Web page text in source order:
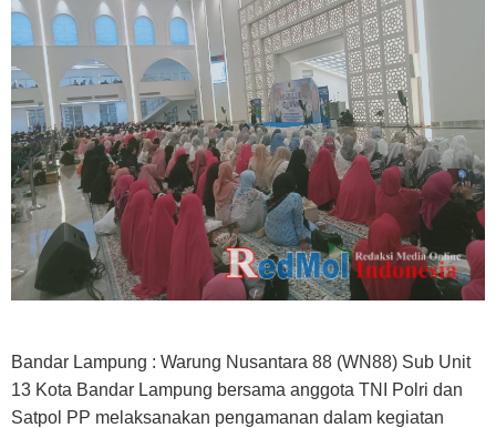
Bandar Lampung : Warung Nusantara 88 (WN88) Sub Unit
13 Kota Bandar Lampung bersama anggota TNI Polri dan
Satpol PP melaksanakan pengamanan dalam kegiatan